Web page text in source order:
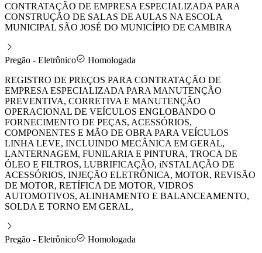
CONTRATAÇÃO DE EMPRESA ESPECIALIZADA PARA
CONSTRUÇÃO DE SALAS DE AULAS NA ESCOLA
MUNICIPAL SÃO JOSÉ DO MUNICÍPIO DE CAMBIRA
Pregão - Eletrônico
Homologada
REGISTRO DE PREÇOS PARA CONTRATAÇÃO DE
EMPRESA ESPECIALIZADA PARA MANUTENÇÃO
PREVENTIVA, CORRETIVA E MANUTENÇÃO
OPERACIONAL DE VEÍCULOS ENGLOBANDO O
FORNECIMENTO DE PEÇAS, ACESSÓRIOS,
COMPONENTES E MÃO DE OBRA PARA VEÍCULOS
LINHA LEVE, INCLUINDO MECÂNICA EM GERAL,
LANTERNAGEM, FUNILARIA E PINTURA, TROCA DE
ÓLEO E FILTROS, LUBRIFICAÇÃO, iNSTALAÇÃO DE
ACESSÓRIOS, INJEÇÃO ELETRÔNICA, MOTOR, REVISÃO
DE MOTOR, RETÍFICA DE MOTOR, VIDROS
AUTOMOTIVOS, ALINHAMENTO E BALANCEAMENTO,
SOLDA E TORNO EM GERAL,
Pregão - Eletrônico
Homologada